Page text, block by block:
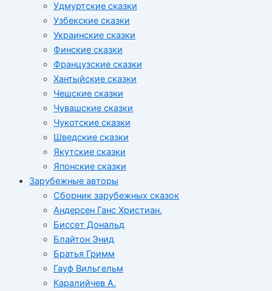
Удмуртские сказки
Узбекские сказки
Украинские сказки
Финские сказки
Французские сказки
Хантыйские сказки
Чешские сказки
Чувашские сказки
Чукотские сказки
Шведские сказки
Якутские сказки
Японские сказки
Зарубежные авторы
Сборник зарубежных сказок
Андерсен Ганс Христиан.
Биссет Дональд
Блайтон Энид
Братья Гримм
Гауф Вильгельм
Каралийчев А.